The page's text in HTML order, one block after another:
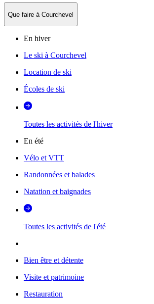
Que faire à Courchevel
En hiver
Le ski à Courchevel
Location de ski
Écoles de ski
Toutes les activités de l'hiver
En été
Vélo et VTT
Randonnées et balades
Natation et baignades
Toutes les activités de l'été
Bien être et détente
Visite et patrimoine
Restauration